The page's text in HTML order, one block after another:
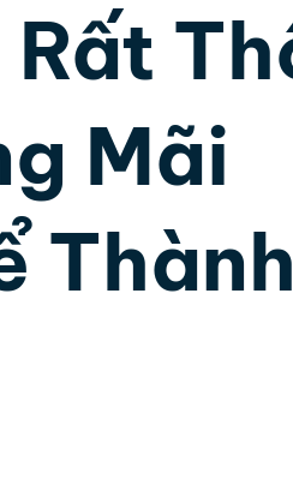
phương học Quà tặng
Video Blog
Đạo Doanh Nghiệp
Mãi
Thành